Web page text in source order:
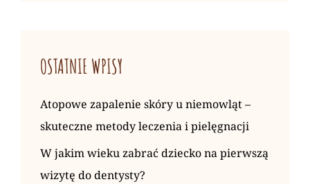
OSTATNIE WPISY
Atopowe zapalenie skóry u niemowląt –
skuteczne metody leczenia i pielęgnacji
W jakim wieku zabrać dziecko na pierwszą
wizytę do dentysty?